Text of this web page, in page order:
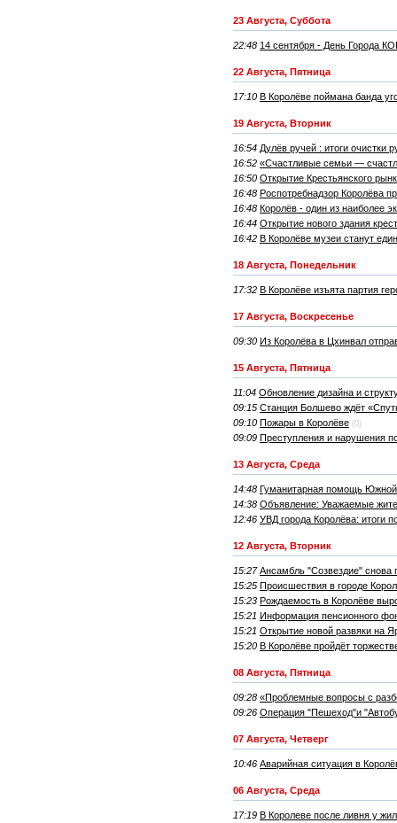
23 Августа, Суббота
22:48 14 сентября - День Города
22 Августа, Пятница
17:10 В Королёве поймана банда
19 Августа, Вторник
16:54 Дулёв ручей : итоги очистки
16:52 «Счастливые семьи —
16:50 Открытие Крестьянского
16:48 Роспотребнадзор Королёва
16:48 Королёв - один из наиболее
16:44 Открытие нового здания
16:42 В Королёве музеи станут
18 Августа, Понедельник
17:32 В Королёве изъята партия
17 Августа, Воскресенье
09:30 Из Королёва в Цхинвал
15 Августа, Пятница
11:04 Обновление дизайна и
09:15 Станция Болшево ждёт
09:10 Пожары в Королёве (0)
09:09 Преступления и нарушения
13 Августа, Среда
14:48 Гуманитарная помощь Южной
14:38 Объявление: Уважаемые
12:46 УВД города Королёва: итоги
12 Августа, Вторник
15:27 Ансамбль "Созвездие" снова
15:25 Происшествия в городе
15:23 Рождаемость в Королёве
15:21 Информация пенсионного
15:21 Открытие новой развяки на
15:20 В Королёве пройдёт
08 Августа, Пятница
09:28 «Проблемные вопросы с
09:26 Операция "Пешеход"и
07 Августа, Четверг
10:46 Аварийная ситуация в
06 Августа, Среда
17:19 В Королеве после ливня у